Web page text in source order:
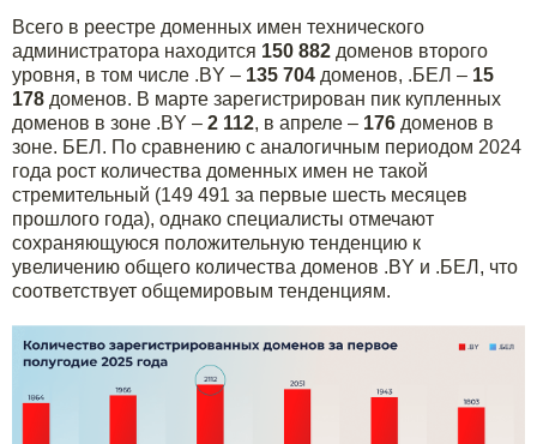
Всего в реестре доменных имен технического
администратора находится 150 882 доменов второго
уровня, в том числе .BY – 135 704 доменов, .БЕЛ – 15
178 доменов. В марте зарегистрирован пик купленных
доменов в зоне .BY – 2 112, в апреле – 176 доменов в
зоне. БЕЛ. По сравнению с аналогичным периодом 2024
года рост количества доменных имен не такой
стремительный (149 491 за первые шесть месяцев
прошлого года), однако специалисты отмечают
сохраняющуюся положительную тенденцию к
увеличению общего количества доменов .BY и .БЕЛ, что
соответствует общемировым тенденциям.